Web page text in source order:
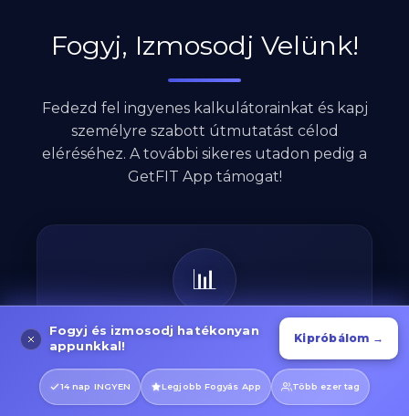
Fogyj, Izmosodj Velünk!
Fedezd fel ingyenes kalkulátorainkat és kapj
személyre szabott útmutatást célod
eléréséhez. A további sikeres utadon pedig a
GetFIT App támogat!
📊
Kalória Kalkulátor
Tudd meg, pontosan mennyi kalóriára van
Fogyj és izmosodj hatékonyan
appunkkal!
Kipróbálom →
14 nap INGYEN Legjobb Fogyás App Több ezer tag